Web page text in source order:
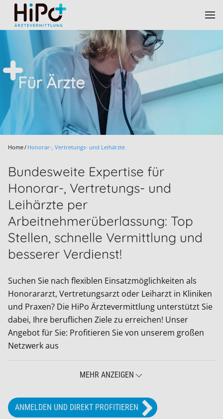
Skip to main content
Für Ärzte
Home Honorar-, Vertretungs- und Leihärzte
Bundesweite Expertise für
Honorar-, Vertretungs- und
Leihärzte per
Arbeitnehmerüberlassung: Top
Stellen, schnelle Vermittlung und
besserer Verdienst!
Suchen Sie nach flexiblen Einsatzmöglichkeiten als
Honorararzt, Vertretungsarzt oder Leiharzt in Kliniken
und Praxen? Die HiPo Ärztevermittlung unterstützt Sie
dabei, Ihre beruflichen Ziele zu erreichen! Unser
Angebot für Sie: Profitieren Sie von unserem großen
Netzwerk aus
MEHR ANZEIGEN
ANMELDEN UND DIREKT PROFITIEREN